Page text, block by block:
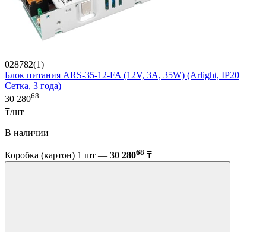
028782(1)
Блок питания ARS-35-12-FA (12V, 3A, 35W) (Arlight, IP20
Сетка, 3 года)
30 28068
₸/шт
В наличии
Коробка (картон) 1 шт — 30 28068 ₸